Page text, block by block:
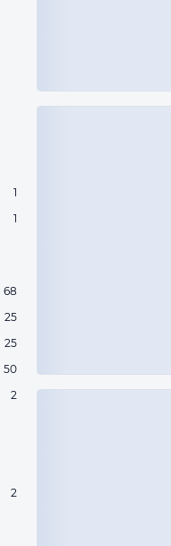
1
1
68
25
25
50
2
2